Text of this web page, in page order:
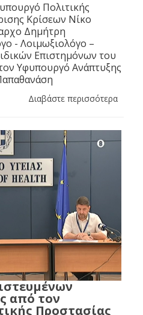
Πολιτικής
Κρίσεων Νίκο
Δημήτρη
- Λοιμωξιολόγο –
Επιστημόνων του
Υφυπουργό Ανάπτυξης
Διαβάστε περισσότερα
από τον
Προστασίας